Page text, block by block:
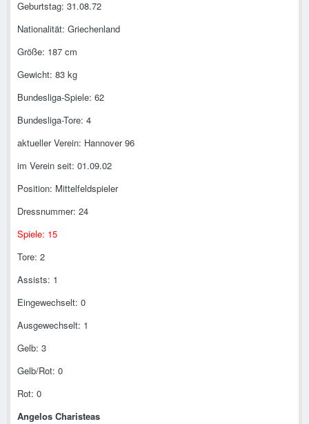
Geburtstag: 31.08.72
Nationalität: Griechenland
Größe: 187 cm
Gewicht: 83 kg
Bundesliga-Spiele: 62
Bundesliga-Tore: 4
aktueller Verein: Hannover 96
im Verein seit: 01.09.02
Position: Mittelfeldspieler
Dressnummer: 24
Spiele: 15
Tore: 2
Assists: 1
Eingewechselt: 0
Ausgewechselt: 1
Gelb: 3
Gelb/Rot: 0
Rot: 0
Angelos Charisteas